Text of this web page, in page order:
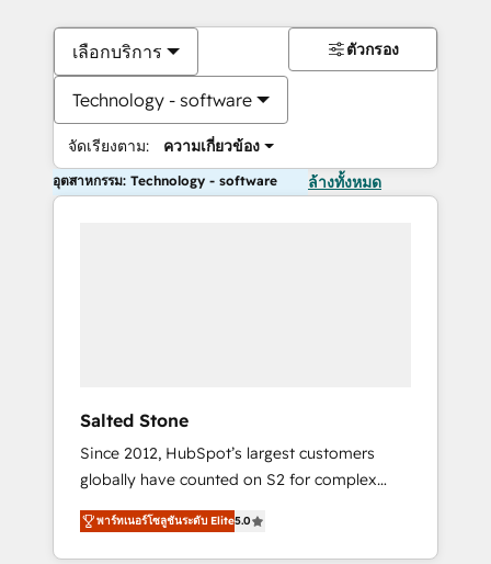
เลือกบริการ
Technology - software
จัดเรียงตาม: ความเกี่ยวข้อง
ตัวกรอง
อุตสาหกรรม: Technology - software ล้างทั้งหมด
Salted Stone
Since 2012, HubSpot’s largest customers
globally have counted on S2 for complex
migrations, change management, systems
integration, and creative solutions that
deliver measurable impact and transform
พาร์ทเนอร์โซลูชันระดับ Elite5.0